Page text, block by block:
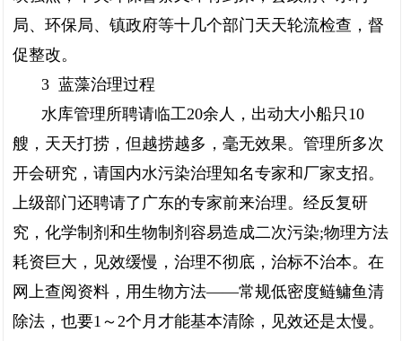
局、环保局、镇政府等十几个部门天天轮流检查，督
促整改。
3 蓝藻治理过程
水库管理所聘请临工20余人，出动大小船只10
艘，天天打捞，但越捞越多，毫无效果。管理所多次
开会研究，请国内水污染治理知名专家和厂家支招。
上级部门还聘请了广东的专家前来治理。经反复研
究，化学制剂和生物制剂容易造成二次污染;物理方法
耗资巨大，见效缓慢，治理不彻底，治标不治本。在
网上查阅资料，用生物方法——常规低密度鲢鳙鱼清
除法，也要1～2个月才能基本清除，见效还是太慢。